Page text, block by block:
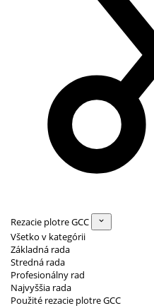
Rezacie plotre GCC
Všetko v kategórii
Základná rada
Stredná rada
Profesionálny rad
Najvyššia rada
Použité rezacie plotre GCC